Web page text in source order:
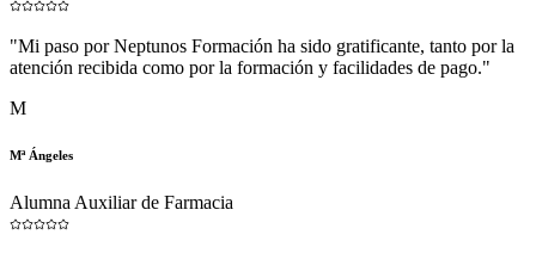
"Mi paso por Neptunos Formación ha sido gratificante, tanto por la
atención recibida como por la formación y facilidades de pago."
M
Mª Ángeles
Alumna Auxiliar de Farmacia